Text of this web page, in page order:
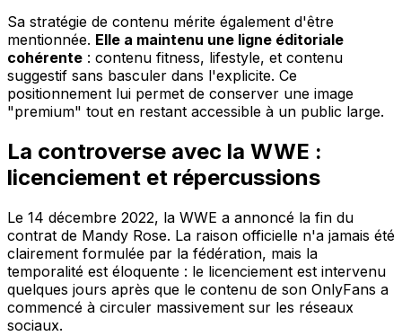
Sa stratégie de contenu mérite également d'être
mentionnée. Elle a maintenu une ligne éditoriale
cohérente : contenu fitness, lifestyle, et contenu
suggestif sans basculer dans l'explicite. Ce
positionnement lui permet de conserver une image
"premium" tout en restant accessible à un public large.
La controverse avec la WWE :
licenciement et répercussions
Le 14 décembre 2022, la WWE a annoncé la fin du
contrat de Mandy Rose. La raison officielle n'a jamais été
clairement formulée par la fédération, mais la
temporalité est éloquente : le licenciement est intervenu
quelques jours après que le contenu de son OnlyFans a
commencé à circuler massivement sur les réseaux
sociaux.